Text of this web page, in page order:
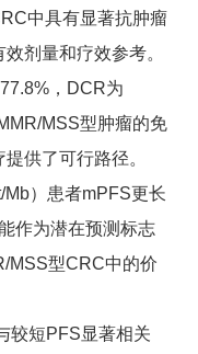
中具有显著抗肿瘤
剂量和疗效参考。
，DCR为
MSS型肿瘤的免
供了可行路径。
）患者mPFS更长
作为潜在预测标志
MSS型CRC中的价
较短PFS显著相关